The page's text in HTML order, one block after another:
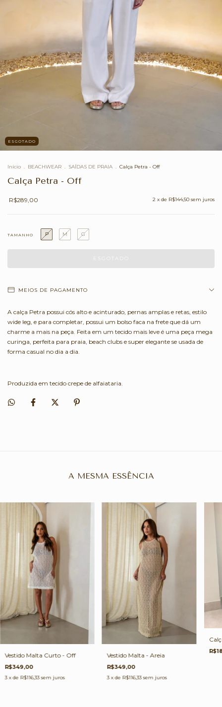
ESGOTADO
Início . BEACHWEAR . SAÍDAS DE PRAIA . Calça Petra - Off
Calça Petra - Off
R$289,00 2 x de R$144,50 sem juros
TAMANHO P M G
MEIOS DE PAGAMENTO
A calça Petra possui cós alto e acinturado, pernas amplas e retas, estilo
wide leg, e para completar, possui um bolso faca na frete que dá um
charme a mais na peça. Feita em um tecido mais leve é uma peça mega
curinga, perfeita para praia, beach clubs e super elegante se usada de
forma casual no dia a dia.
Produzida em tecido crepe de alfaiataria.
A MESMA ESSÊNCIA
Vestido Malta Curto - Off
R$349,00
3 x de R$116,33 sem juros
Vestido Malta - Areia
R$349,00
3 x de R$116,33 sem juros